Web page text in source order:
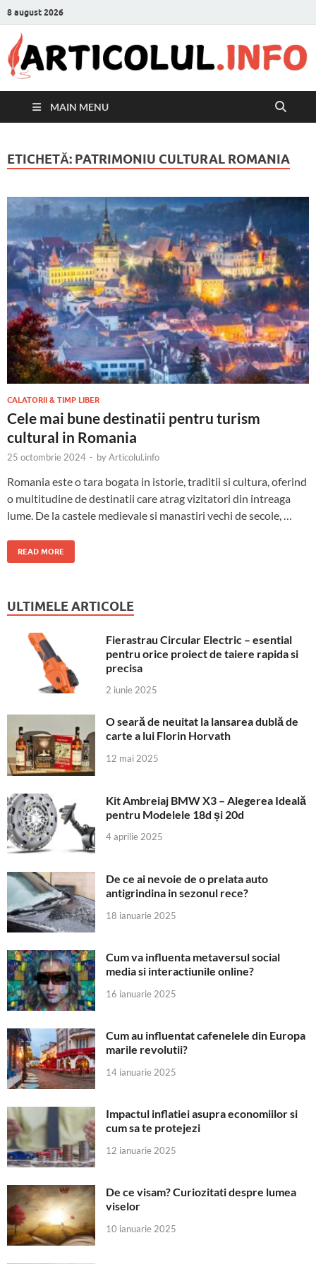
8 august 2026
MAIN MENU
ETICHETĂ: PATRIMONIU CULTURAL ROMANIA
CALATORII & TIMP LIBER
Cele mai bune destinatii pentru turism
cultural in Romania
25 octombrie 2024 - byArticolul.info
Romania este o tara bogata in istorie, traditii si cultura, oferind
o multitudine de destinatii care atrag vizitatori din intreaga
lume. De la castele medievale si manastiri vechi de secole, …
READ MORE
ULTIMELE ARTICOLE
Fierastrau Circular Electric – esential
pentru orice proiect de taiere rapida si
precisa
2 iunie 2025
O seară de neuitat la lansarea dublă de
carte a lui Florin Horvath
12 mai 2025
Kit Ambreiaj BMW X3 – Alegerea Ideală
pentru Modelele 18d și 20d
4 aprilie 2025
De ce ai nevoie de o prelata auto
antigrindina in sezonul rece?
18 ianuarie 2025
Cum va influenta metaversul social
media si interactiunile online?
16 ianuarie 2025
Cum au influentat cafenelele din Europa
marile revolutii?
14 ianuarie 2025
Impactul inflatiei asupra economiilor si
cum sa te protejezi
12 ianuarie 2025
De ce visam? Curiozitati despre lumea
viselor
10 ianuarie 2025